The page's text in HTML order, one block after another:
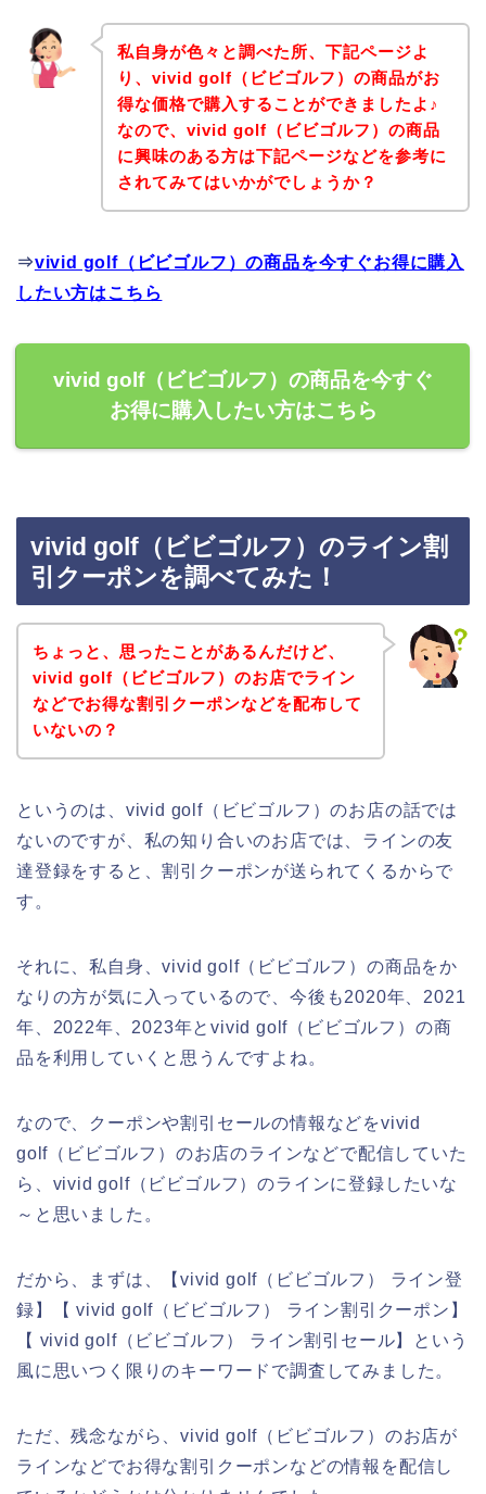
私自身が色々と調べた所、下記ページよ
り、vivid golf（ビビゴルフ）の商品がお
得な価格で購入することができましたよ♪
なので、vivid golf（ビビゴルフ）の商品
に興味のある方は下記ページなどを参考に
されてみてはいかがでしょうか？
⇒vivid golf（ビビゴルフ）の商品を今すぐお得に購入
したい方はこちら
vivid golf（ビビゴルフ）の商品を今すぐ
お得に購入したい方はこちら
vivid golf（ビビゴルフ）のライン割
引クーポンを調べてみた！
ちょっと、思ったことがあるんだけど、
vivid golf（ビビゴルフ）のお店でライン
などでお得な割引クーポンなどを配布して
いないの？
というのは、vivid golf（ビビゴルフ）のお店の話では
ないのですが、私の知り合いのお店では、ラインの友
達登録をすると、割引クーポンが送られてくるからで
す。
それに、私自身、vivid golf（ビビゴルフ）の商品をか
なりの方が気に入っているので、今後も2020年、2021
年、2022年、2023年とvivid golf（ビビゴルフ）の商
品を利用していくと思うんですよね。
なので、クーポンや割引セールの情報などをvivid
golf（ビビゴルフ）のお店のラインなどで配信していた
ら、vivid golf（ビビゴルフ）のラインに登録したいな
～と思いました。
だから、まずは、【vivid golf（ビビゴルフ） ライン登
録】【 vivid golf（ビビゴルフ） ライン割引クーポン】
【 vivid golf（ビビゴルフ） ライン割引セール】という
風に思いつく限りのキーワードで調査してみました。
ただ、残念ながら、vivid golf（ビビゴルフ）のお店が
ラインなどでお得な割引クーポンなどの情報を配信し